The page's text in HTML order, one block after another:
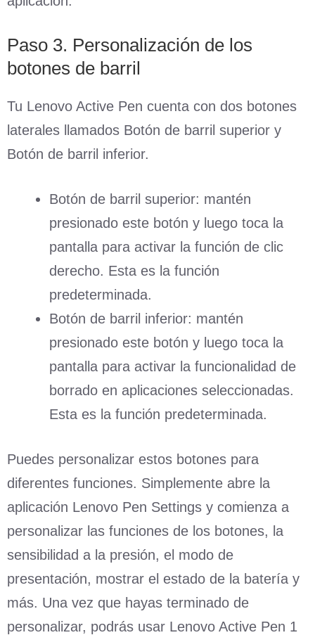
Paso 3. Personalización de los
botones de barril
Tu Lenovo Active Pen cuenta con dos botones
laterales llamados Botón de barril superior y
Botón de barril inferior.
Botón de barril superior: mantén
presionado este botón y luego toca la
pantalla para activar la función de clic
derecho. Esta es la función
predeterminada.
Botón de barril inferior: mantén
presionado este botón y luego toca la
pantalla para activar la funcionalidad de
borrado en aplicaciones seleccionadas.
Esta es la función predeterminada.
Puedes personalizar estos botones para
diferentes funciones. Simplemente abre la
aplicación Lenovo Pen Settings y comienza a
personalizar las funciones de los botones, la
sensibilidad a la presión, el modo de
presentación, mostrar el estado de la batería y
más. Una vez que hayas terminado de
personalizar, podrás usar Lenovo Active Pen 1